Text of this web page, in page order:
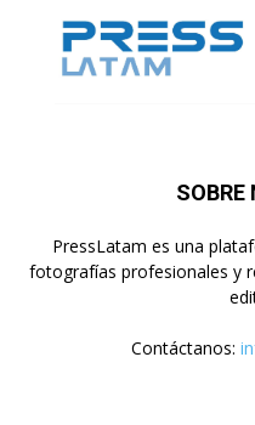
SOBRE
PressLatam es una
fotografías profesionales y
Contáctanos: